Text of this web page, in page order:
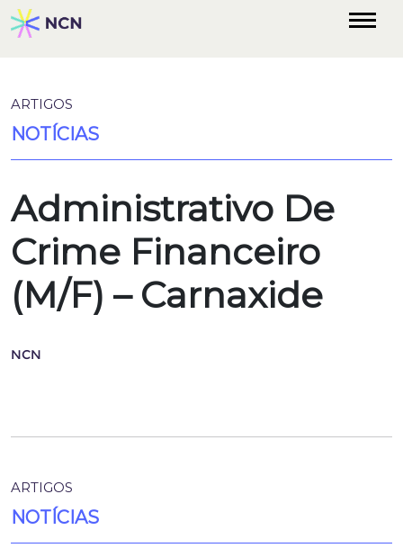
ARTIGOS
NOTÍCIAS
Administrativo De
Crime Financeiro
(M/F) – Carnaxide
NCN
ARTIGOS
NOTÍCIAS